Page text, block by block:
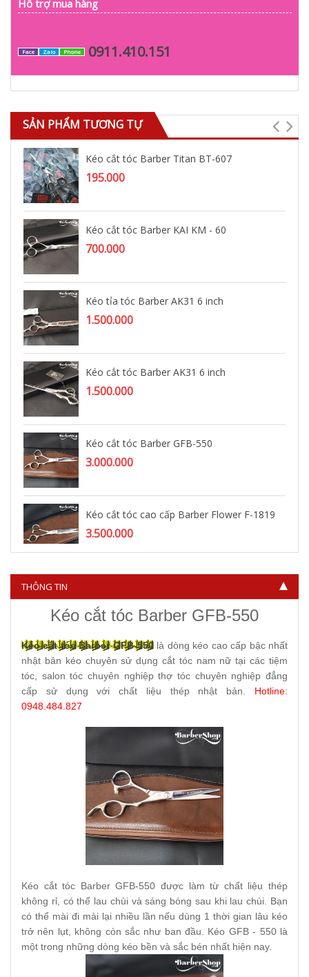
Hỗ trợ mua hàng
Face Zalo Phone 0911.410.151
SẢN PHẨM TƯƠNG TỰ
Kéo cắt tóc Barber Titan BT-607
195.000
Kéo cắt tóc Barber KAI KM - 60
700.000
Kéo tỉa tóc Barber AK31 6 inch
1.500.000
Kéo cắt tóc Barber AK31 6 inch
1.500.000
Kéo cắt tóc Barber GFB-550
3.000.000
Kéo cắt tóc cao cấp Barber Flower F-1819
3.500.000
THÔNG TIN
Kéo cắt tóc Barber GFB-550
Kéo cắt tóc Barber GFB-550là dòng kéo cao cấp bậc nhất
nhật bản kéo chuyên sử dụng cắt tóc nam nữ tại các tiệm
tóc, salon tóc chuyên nghiệp thợ tóc chuyên nghiệp đẳng
cấp sử dụng với chất liệu thép nhật bản.
Hotline:
0948.484.827
Kéo cắt tóc Barber GFB-550 được làm từ chất liệu thép
không rỉ, có thể lau chùi và sáng bóng sau khi lau chùi. Bạn
có thể mài đi mài lại nhiều lần nếu dùng 1 thời gian lâu kéo
trở nên lụt, không còn sắc như ban đầu. Kéo GFB - 550 là
một trong những dòng kéo bền và sắc bén nhất hiện nay.